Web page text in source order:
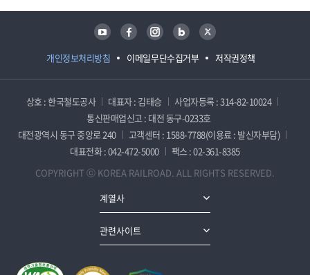
개인정보처리방침 이메일무단수집거부 저작권정책
유튜브 페이스북 인스타그램 블로그 트위터
상호 : 한국철도공사 대표자 : 김태승
사업자등록 : 314-82-10024
통신판매업신고 : 대전 동구-0233호
대전광역시 동구 중앙로 240
고객센터 : 1588-7788(이용료 : 발신자부담)
대표전화 : 042-472-5000
팩스 : 02-361-8385
COPYRIGHT ⓒ KOREA RAILROAD. ALL RIGHTS RESERVED.
계열사
관련사이트